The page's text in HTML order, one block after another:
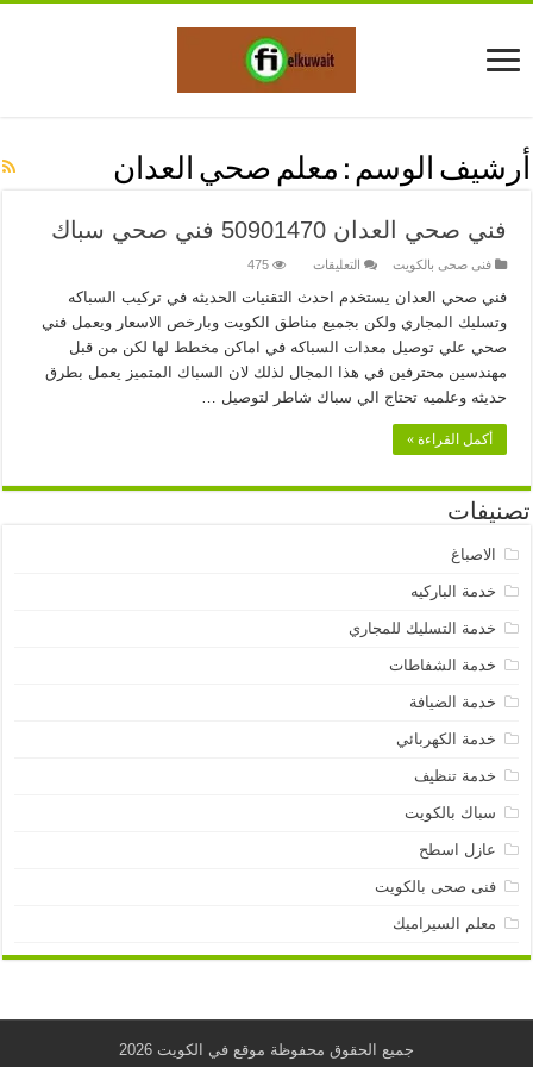
أرشيف الوسم : معلم صحي العدان
فني صحي العدان 50901470 فني صحي سباك
فنى صحى بالكويت التعليقات
صحي
50901470
فني
صحي
سباك
475
فني صحي العدان يستخدم احدث التقنيات الحديثه في تركيب السباكه
وتسليك المجاري ولكن بجميع مناطق الكويت وبارخص الاسعار ويعمل فني
صحي علي توصيل معدات السباكه في اماكن مخطط لها لكن من قبل
مهندسين محترفين في هذا المجال لذلك لان السباك المتميز يعمل بطرق
حديثه وعلميه تحتاج الي سباك شاطر لتوصيل …
أكمل القراءة »
تصنيفات
الاصباغ
خدمة الباركيه
خدمة التسليك للمجاري
خدمة الشفاطات
خدمة الضيافة
خدمة الكهربائي
خدمة تنظيف
سباك بالكويت
عازل اسطح
فنى صحى بالكويت
معلم السيراميك
جميع الحقوق محفوظة موقع في الكويت 2026